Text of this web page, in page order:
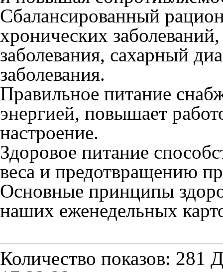
Сбалансированный
хронических
заболевания, сахарный
заболевания.
Правильное питание
энергией, повышает
настроение.
Здоровое питание
веса и предотвращению
Основные принципы
наших еженедельных
Количество показов: 281